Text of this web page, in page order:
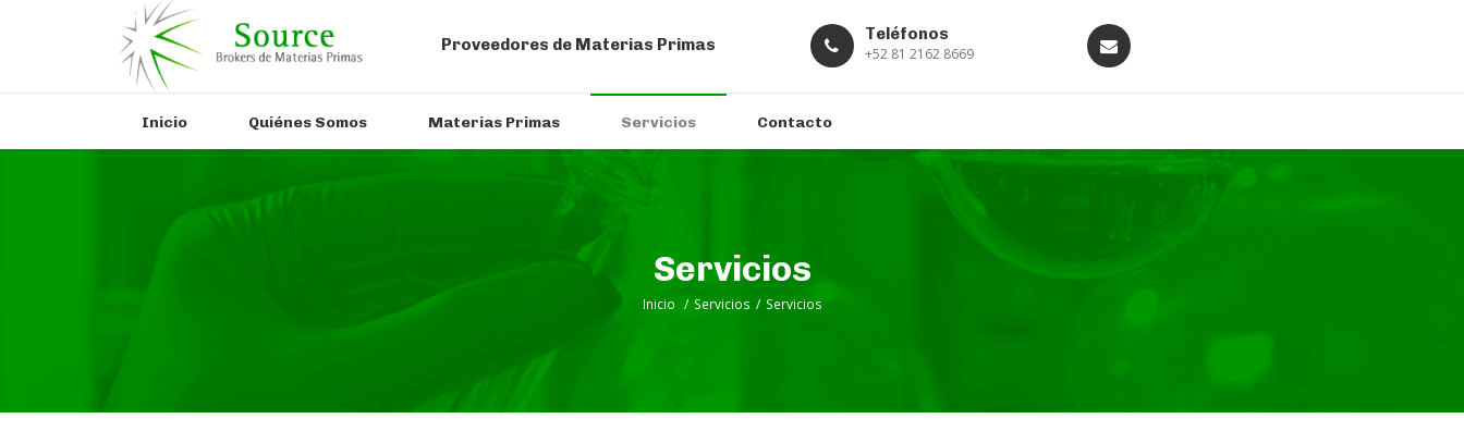
Proveedores de Materias Primas
Teléfonos
+52 81 2162 8669
Inicio Quiénes Somos Materias Primas Servicios Contacto
Servicios
Inicio / Servicios / Servicios